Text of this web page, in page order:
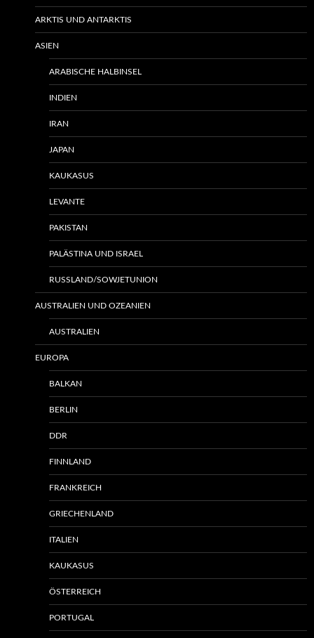
ARKTIS UND ANTARKTIS
ASIEN
ARABISCHE HALBINSEL
INDIEN
IRAN
JAPAN
KAUKASUS
LEVANTE
PAKISTAN
PALÄSTINA UND ISRAEL
RUSSLAND/SOWJETUNION
AUSTRALIEN UND OZEANIEN
AUSTRALIEN
EUROPA
BALKAN
BERLIN
DDR
FINNLAND
FRANKREICH
GRIECHENLAND
ITALIEN
KAUKASUS
ÖSTERREICH
PORTUGAL